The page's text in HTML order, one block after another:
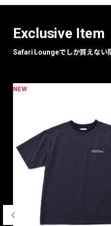
Exclusive Item
Safari Loungeでしか買えない
NEW